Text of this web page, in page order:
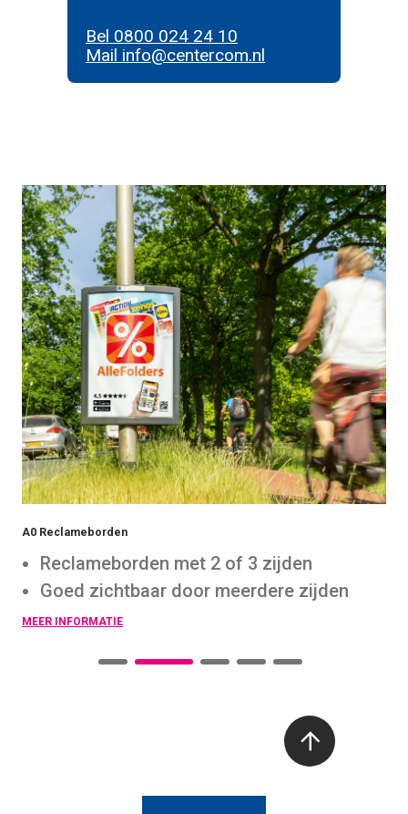
Bel 0800 024 24 10
Mail info@centercom.nl
A0 Reclameborden
Reclameborden met 2 of 3 zijden
Goed zichtbaar door meerdere zijden
MEER INFORMATIE